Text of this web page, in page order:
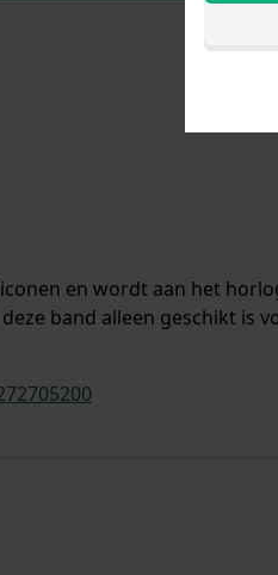
en wordt aan het
band alleen geschikt is